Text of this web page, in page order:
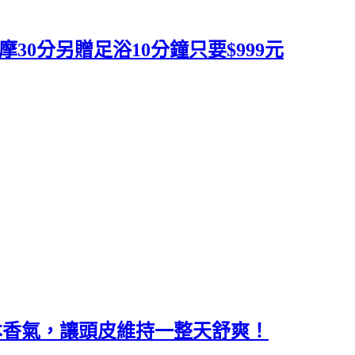
30分另贈足浴10分鐘只要$999元
氣，讓頭皮維持一整天舒爽！